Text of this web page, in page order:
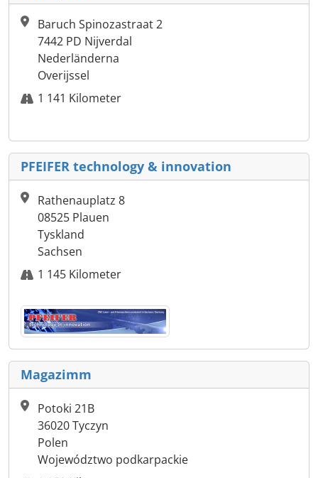
Baruch Spinozastraat 2
7442 PD Nijverdal
Nederländerna
Overijssel
1 141 Kilometer
PFEIFER technology & innovation
Rathenauplatz 8
08525 Plauen
Tyskland
Sachsen
1 145 Kilometer
Magazimm
Potoki 21B
36020 Tyczyn
Polen
Województwo podkarpackie